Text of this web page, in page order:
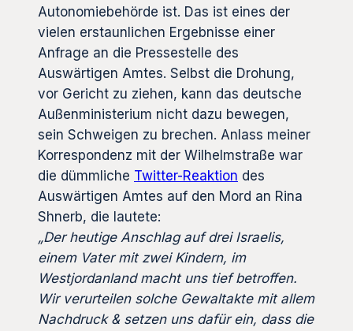
Autonomiebehörde ist. Das ist eines der
vielen erstaunlichen Ergebnisse einer
Anfrage an die Pressestelle des
Auswärtigen Amtes. Selbst die Drohung,
vor Gericht zu ziehen, kann das deutsche
Außenministerium nicht dazu bewegen,
sein Schweigen zu brechen. Anlass meiner
Korrespondenz mit der Wilhelmstraße war
die dümmliche Twitter-Reaktion des
Auswärtigen Amtes auf den Mord an Rina
Shnerb, die lautete:
„Der heutige Anschlag auf drei Israelis,
einem Vater mit zwei Kindern, im
Westjordanland macht uns tief betroffen.
Wir verurteilen solche Gewaltakte mit allem
Nachdruck & setzen uns dafür ein, dass die